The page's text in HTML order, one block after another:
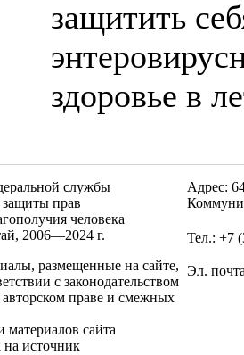
защитить
здоровье в
службы
защиты прав
человека
2006—2024 г.
размещенные на сайте,
с законодательством
праве и смежных
сайта
на источник
Адрес:
Тел.: +7
Эл.